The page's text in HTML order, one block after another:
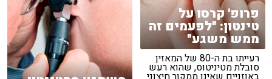
פרופ' קרסו על
טינטון: "לפעמים זה
ממש משגע"
רעייתו בת ה-80 של המאזין
סובלת מטיניטוס, שהוא רעש